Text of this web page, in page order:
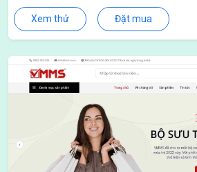
Xem thử Đặt mua